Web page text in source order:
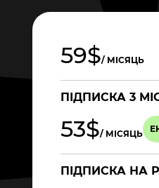
59$/ МІСЯЦЬ
ПІДПИСКА 3
53$/ МІСЯЦЬ
ПІДПИСКА НА